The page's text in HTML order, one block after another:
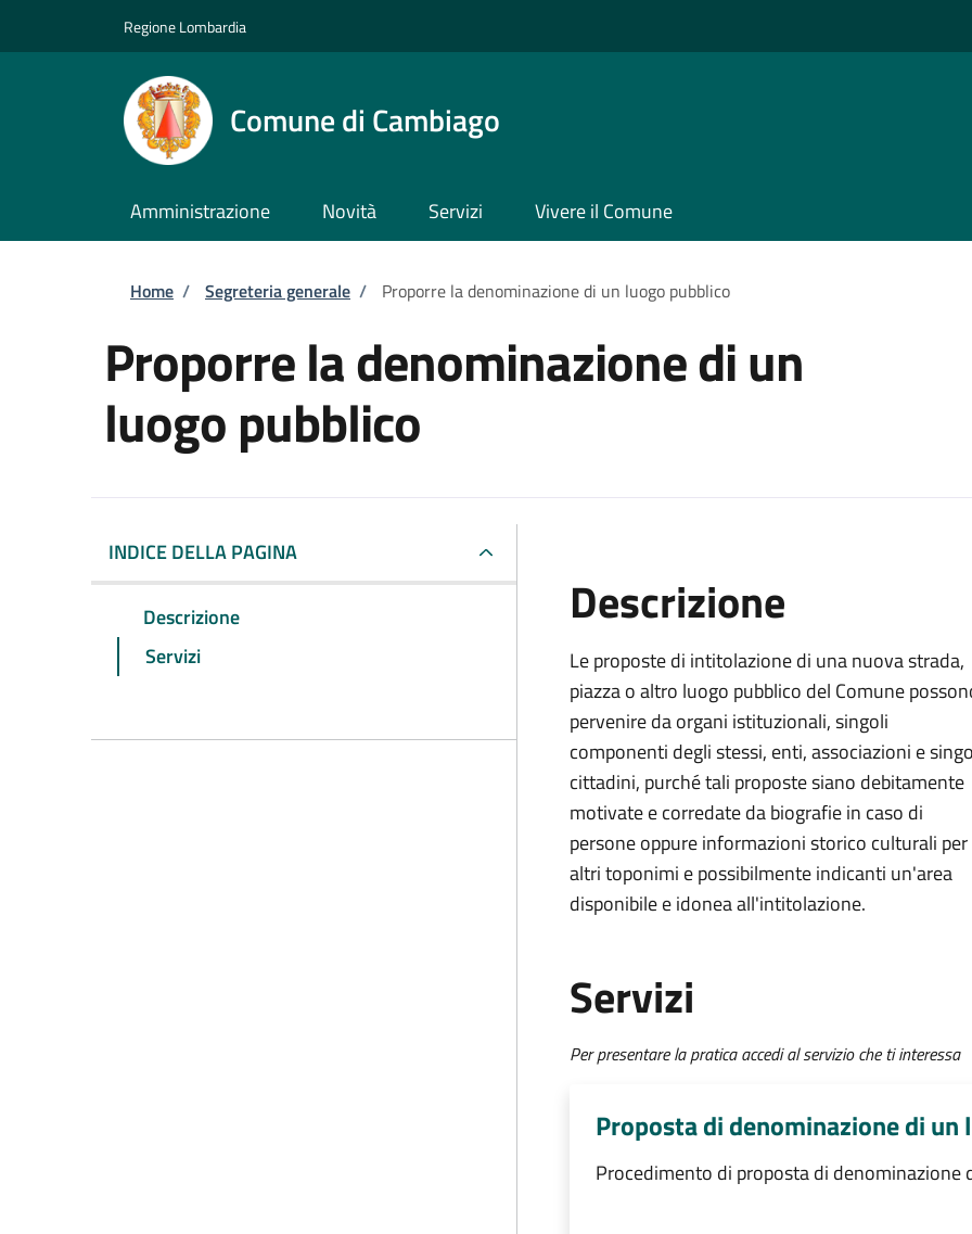
Regione Lombardia
Comune di Cambiago
Amministrazione Novità Servizi Vivere il Comune
Briciole di pane
Home / Segreteria generale / Proporre la denominazione di un luogo pubblico
Proporre la denominazione di un
luogo pubblico
INDICE DELLA PAGINA
Descrizione
Servizi
Descrizione
Le proposte di intitolazione di una nuova strada,
piazza o altro luogo pubblico del Comune
pervenire da organi istituzionali, singoli
componenti degli stessi, enti, associazioni e
cittadini, purché tali proposte siano debitamente
motivate e corredate da biografie in caso di
persone oppure informazioni storico culturali per
altri toponimi e possibilmente indicanti un'area
disponibile e idonea all'intitolazione.
Servizi
Per presentare la pratica accedi al servizio che ti interessa
Proposta di denominazione di un
Procedimento di proposta di denominazione